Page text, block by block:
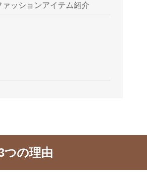
ッションアイテム紹介
つの理由